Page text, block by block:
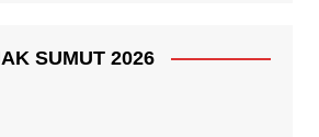
SUMUT 2026